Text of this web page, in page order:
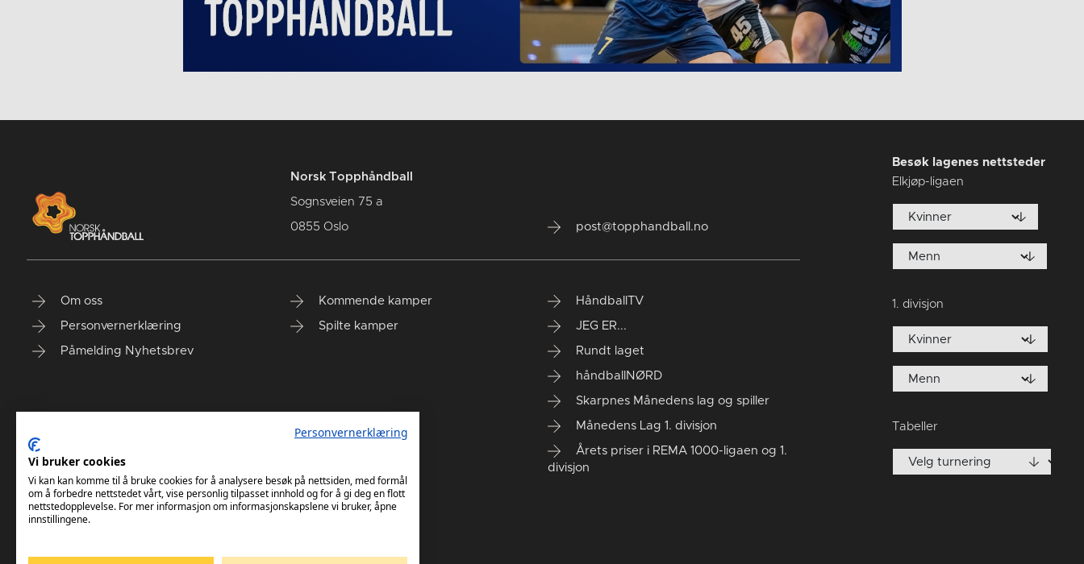
Norsk Topphåndball
Sognsveien 75 a
0855 Oslo post@topphandball.no
Om oss
Personvernerklæring
Påmelding Nyhetsbrev
Kommende kamper
Spilte kamper
HåndballTV
JEG ER...
Rundt laget
håndballNØRD
Skarpnes Månedens lag og spiller
Månedens Lag 1. divisjon
Årets priser i REMA 1000-ligaen og 1.
divisjon
Besøk lagenes nettsteder
Elkjøp-ligaen
1. divisjon
Tabeller
Personvernerklæring
Vi bruker cookies
Vi kan kan komme til å bruke cookies for å analysere besøk på nettsiden, med formål
om å forbedre nettstedet vårt, vise personlig tilpasset innhold og for å gi deg en flott
nettstedopplevelse. For mer informasjon om informasjonskapslene vi bruker, åpne
innstillingene.